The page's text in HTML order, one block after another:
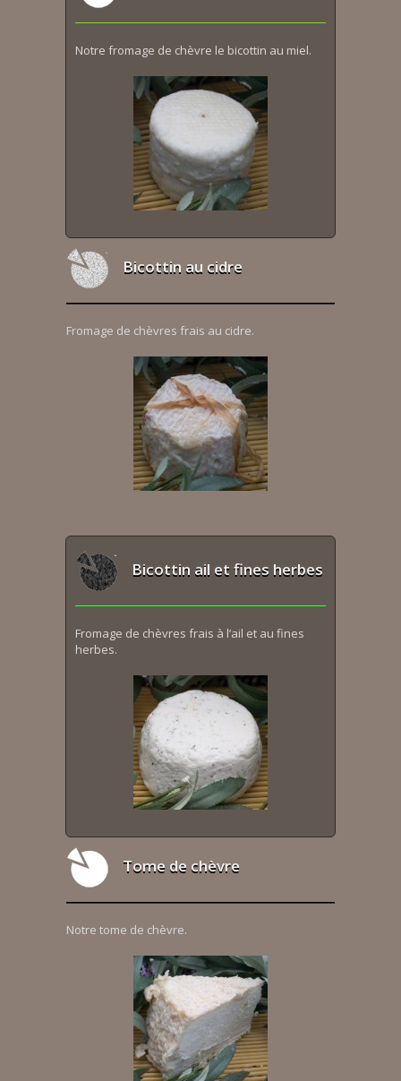
Notre fromage de chèvre le bicottin au miel.
Bicottin au cidre
Fromage de chèvres frais au cidre.
Bicottin ail et fines herbes
Fromage de chèvres frais à l’ail et au fines
herbes.
Tome de chèvre
Notre tome de chèvre.